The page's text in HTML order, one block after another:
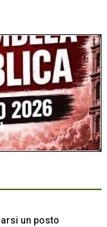
un posto